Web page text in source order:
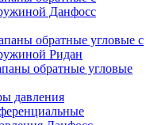
Данфосс
обратные угловые с
Ридан
обратные угловые
давления